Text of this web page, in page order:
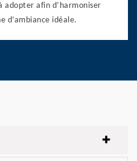
adopter afin d’harmoniser
d’ambiance idéale.